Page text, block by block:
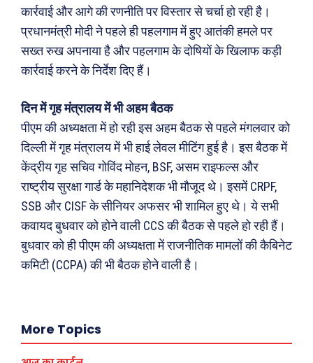
Type here... Search
ख़बरें
देश
कार्रवाई और आगे की रणनीति पर विस्तार से चर्चा हो रही है।
प्रधानमंत्री मोदी ने पहले ही पहलगाम में हुए आतंकी हमले पर
सख्त रुख अपनाया है और पहलगाम के दोषियों के खिलाफ कड़ी
कार्रवाई करने के निर्देश दिए हैं।
दिन में गृह मंत्रालय में भी अहम बैठक
पीएम की अध्यक्षता में हो रही इस अहम बैठक से पहले मंगलवार को
दिल्ली में गृह मंत्रालय में भी हाई लेवल मीटिंग हुई है। इस बैठक में
केंद्रीय गृह सचिव गोविंद मोहन, BSF, असम राइफल्स और
राष्ट्रीय सुरक्षा गार्ड के महानिदेशक भी मौजूद थे। इसमें CRPF,
SSB और CISF के सीनियर अफसर भी शामिल हुए थे। ये सभी
कवायद बुधवार को होने वाली CCS की बैठक से पहले हो रही हैं।
बुधवार को ही पीएम की अध्यक्षता में राजनीतिक मामलों की कैबिनेट
कमिटी (CCPA) की भी बैठक होने वाली है।
More Topics